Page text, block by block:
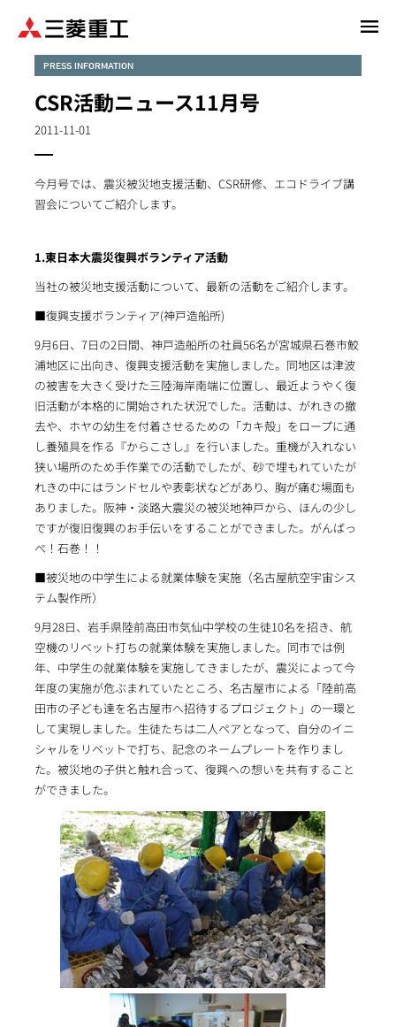
PRESS INFORMATION
CSR活動ニュース11月号
2011-11-01
今月号では、震災被災地支援活動、CSR研修、エコドライブ講
習会についてご紹介します。
1.東日本大震災復興ボランティア活動
当社の被災地支援活動について、最新の活動をご紹介します。
■復興支援ボランティア(神戸造船所)
9月6日、7日の2日間、神戸造船所の社員56名が宮城県石巻市鮫
浦地区に出向き、復興支援活動を実施しました。同地区は津波
の被害を大きく受けた三陸海岸南端に位置し、最近ようやく復
旧活動が本格的に開始された状況でした。活動は、がれきの撤
去や、ホヤの幼生を付着させるための「カキ殻」をロープに通
し養殖具を作る『からこさし』を行いました。重機が入れない
狭い場所のため手作業での活動でしたが、砂で埋もれていたが
れきの中にはランドセルや表彰状などがあり、胸が痛む場面も
ありました。阪神・淡路大震災の被災地神戸から、ほんの少し
ですが復旧復興のお手伝いをすることができました。がんばっ
ぺ！石巻！！
■被災地の中学生による就業体験を実施（名古屋航空宇宙シス
テム製作所）
9月28日、岩手県陸前高田市気仙中学校の生徒10名を招き、航
空機のリベット打ちの就業体験を実施しました。同市では例
年、中学生の就業体験を実施してきましたが、震災によって今
年度の実施が危ぶまれていたところ、名古屋市による「陸前高
田市の子ども達を名古屋市へ招待するプロジェクト」の一環と
して実現しました。生徒たちは二人ペアとなって、自分のイニ
シャルをリベットで打ち、記念のネームプレートを作りまし
た。被災地の子供と触れ合って、復興への想いを共有すること
ができました。